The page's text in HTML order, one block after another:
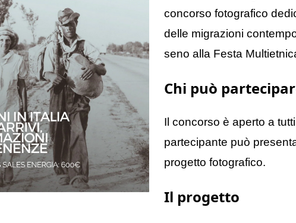
concorso fotografico
delle migrazioni
seno alla Festa
Chi può
Il concorso è aperto a
partecipante può
progetto fotografico.
Il progetto